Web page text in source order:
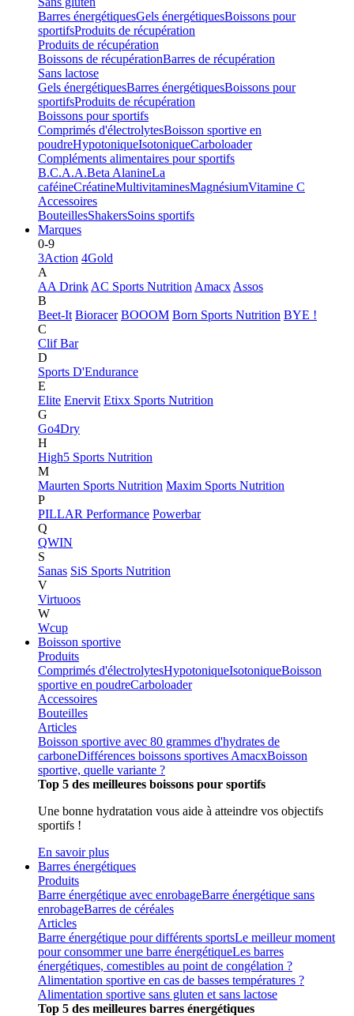
Barres énergétiquesGels énergétiquesBoissons pour
sportifsProduits de récupération
Produits de récupération
Boissons de récupérationBarres de récupération
Sans lactose
Gels énergétiquesBarres énergétiquesBoissons pour
sportifsProduits de récupération
Boissons pour sportifs
Comprimés d'électrolytesBoisson sportive en
poudreHypotoniqueIsotoniqueCarboloader
Compléments alimentaires pour sportifs
B.C.A.A.Beta AlanineLa
caféineCréatineMultivitaminesMagnésiumVitamine C
Accessoires
BouteillesShakersSoins sportifs
Marques
0-9
3Action 4Gold
A
AA Drink AC Sports Nutrition Amacx Assos
B
Beet-It Bioracer BOOOM Born Sports Nutrition BYE !
C
Clif Bar
D
Sports D'Endurance
E
Elite Enervit Etixx Sports Nutrition
G
Go4Dry
H
High5 Sports Nutrition
M
Maurten Sports Nutrition Maxim Sports Nutrition
P
PILLAR Performance Powerbar
Q
QWIN
S
Sanas SiS Sports Nutrition
V
Virtuoos
W
Wcup
Boisson sportive
Produits
Comprimés d'électrolytesHypotoniqueIsotoniqueBoisson
sportive en poudreCarboloader
Accessoires
Bouteilles
Articles
Boisson sportive avec 80 grammes d'hydrates de
carboneDifférences boissons sportives AmacxBoisson
sportive, quelle variante ?
Top 5 des meilleures boissons pour sportifs
Une bonne hydratation vous aide à atteindre vos objectifs
sportifs !
En savoir plus
Barres énergétiques
Produits
Barre énergétique avec enrobageBarre énergétique sans
enrobageBarres de céréales
Articles
Barre énergétique pour différents sportsLe meilleur moment
pour consommer une barre énergétiqueLes barres
énergétiques, comestibles au point de congélation ?
Alimentation sportive en cas de basses températures ?
Alimentation sportive sans gluten et sans lactose
Top 5 des meilleures barres énergétiques